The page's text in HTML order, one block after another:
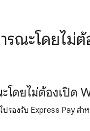
รณะโดยไม่
โดยไม่ต้องเปิด
รองรับ Express Pay สำ